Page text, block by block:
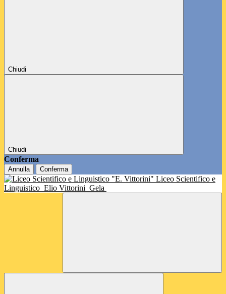
Chiudi
Chiudi
Conferma
Annulla Conferma
Liceo Scientifico e
Linguistico Elio Vittorini Gela